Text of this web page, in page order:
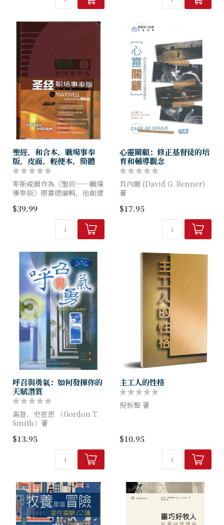
聖經．和合本．職場事奉
版．皮面．輕便本．簡體
麥斯威爾作為《聖經──職場
事奉版》原書總編輯，他創建
何謂一個敬虔的領袖，說明當
我們要接受自己的領導角色，
也讓別人成為領袖。
$39.99
心靈關顧：修正基督徒的培
育和輔導觀念
貝內爾 (David G. Benner)
著
本書強調心理靈性的整合，不
但能有助我們認識人的內在歷
程，更能達致心靈關顧的目
標，兼及靈修與輔導的範疇。
$17.95
呼召與勇氣：如何發揮你的
天賦潛質
高登．史密思 （Gordon T.
Smith）著
神呼召了你．．．祂不但呼召
你來認識祂、跟隨祂；也為你
安排了具體的計劃，讓你的生
命擁有獨特的意義！
$13.95
主工人的性格
倪柝聲 著
確的性格。凡出乎人自己、不
合主用的，都需要在光底下變
作枯萎。因此，在主的復活裏
操練、培養出事...
$10.95